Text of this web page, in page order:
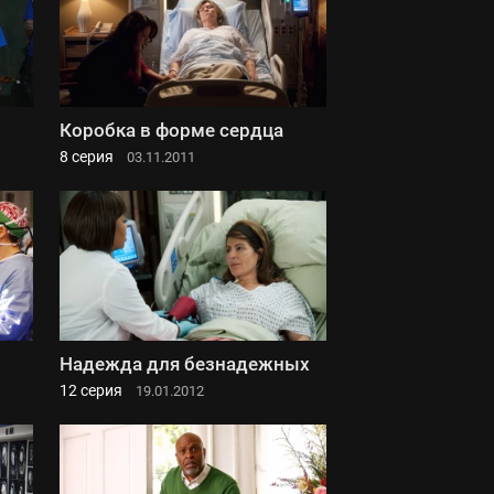
Коробка в форме сердца
8 серия 03.11.2011
Надежда для безнадежных
12 серия 19.01.2012